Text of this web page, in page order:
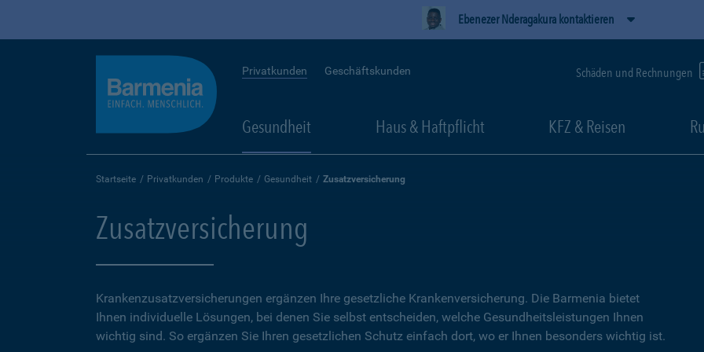
Ebenezer Nderagakura kontaktieren
Privatkunden Geschäftskunden Schäden und Rechnungen
Gesundheit Haus & Haftpflicht KFZ & Reisen
Startseite Privatkunden Produkte Gesundheit Zusatzversicherung
Zusatzversicherung
Krankenzusatzversicherungen ergänzen Ihre gesetzliche Kranken­versicherung. Die Barmenia bietet
Ihnen individuelle Lösungen, bei denen Sie selbst entscheiden, welche Gesundheitsleistungen Ihnen
wichtig sind. So ergänzen Sie Ihren gesetzlichen Schutz einfach dort, wo er Ihnen besonders wichtig ist.